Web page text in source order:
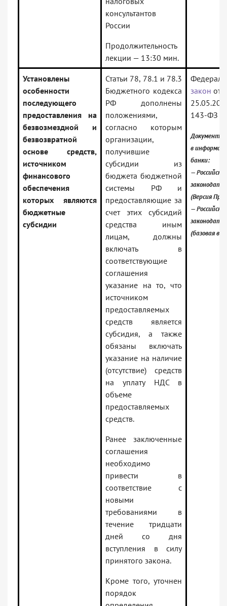
консультантов
России
Продолжительность
лекции — 13:30 мин.
Установлены
особенности
последующего
предоставления на
безвозмездной и
безвозвратной
основе средств,
источником
финансового
обеспечения
которых являются
бюджетные
субсидии
Статьи 78, 78.1 и 78.3
Бюджетного кодекса
РФ дополнены
положениями,
согласно которым
организации,
получившие
субсидии из
бюджета бюджетной
системы РФ и
предоставляющие за
счет этих субсидий
средства иным
лицам, должны
включать в
соответствующие
соглашения
указание на то, что
источником
предоставляемых
средств является
субсидия, а также
обязаны включать
указание на наличие
(отсутствие) средств
на уплату НДС в
объеме
предоставляемых
средств.
Ранее заключенные
соглашения
необходимо
привести в
соответствие с
новыми
требованиями в
течение тридцати
дней со дня
вступления в силу
принятого закона.
Кроме того, уточнен
порядок
закон от
143-ФЗ
Документ
в
банки:
— Российское
(Версия
— Российское
(базовая